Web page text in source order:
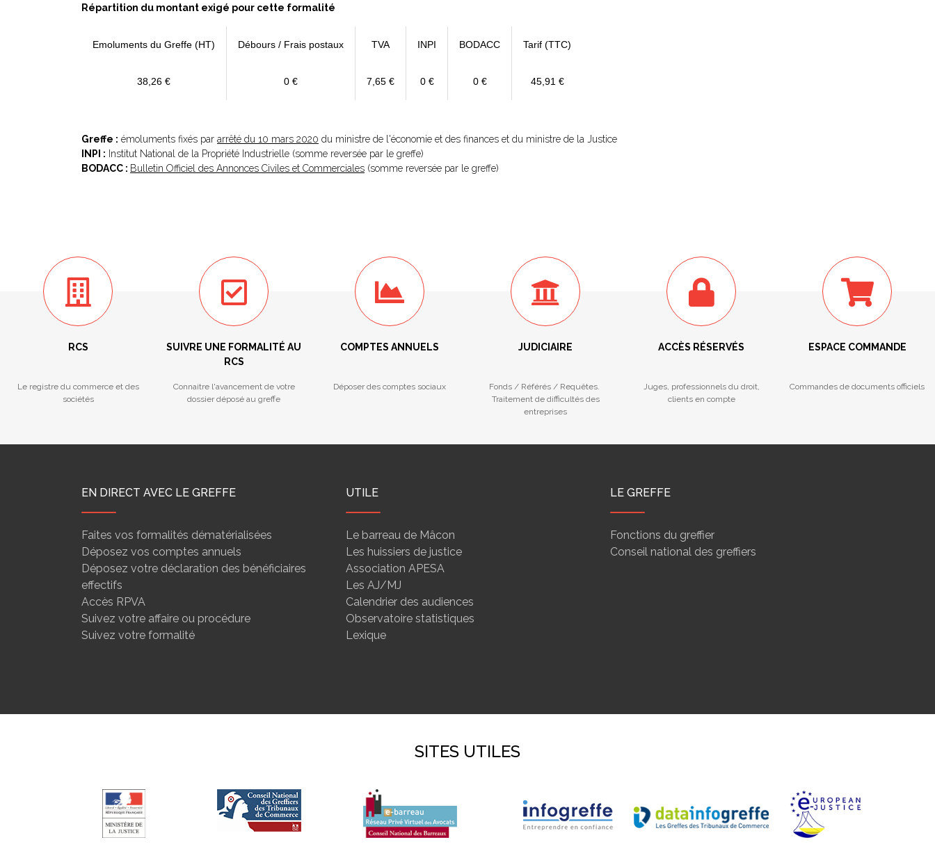
Répartition du montant exigé pour cette formalité
Emoluments du Greffe (HT) Débours / Frais postaux TVA INPI BODACC Tarif (TTC)
38,26 € 0 € 7,65 € 0 € 0 € 45,91 €
Greffe : émoluments fixés par arrêté du 10 mars 2020 du ministre de l'économie et des finances et du ministre de la Justice
INPI : Institut National de la Propriété Industrielle (somme reversée par le greffe)
BODACC : Bulletin Officiel des Annonces Civiles et Commerciales (somme reversée par le greffe)
RCS
Le registre du commerce et des
sociétés
SUIVRE UNE FORMALITÉ AU
RCS
Connaitre l'avancement de votre
dossier déposé au greffe
COMPTES ANNUELS
Déposer des comptes sociaux
JUDICIAIRE
Fonds / Référés / Requêtes.
Traitement de difficultés des
entreprises
ACCÈS RÉSERVÉS
Juges, professionnels du droit,
clients en compte
ESPACE COMMANDE
Commandes de documents officiels
EN DIRECT AVEC LE GREFFE
Faites vos formalités dématérialisées
Déposez vos comptes annuels
Déposez votre déclaration des bénéficiaires
effectifs
Accès RPVA
Suivez votre affaire ou procédure
Suivez votre formalité
UTILE
Le barreau de Mâcon
Les huissiers de justice
Association APESA
Les AJ/MJ
Calendrier des audiences
Observatoire statistiques
Lexique
LE GREFFE
Fonctions du greffier
Conseil national des greffiers
SITES UTILES